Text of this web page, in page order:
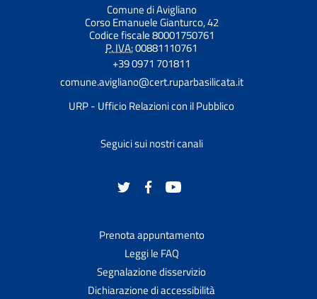
Comune di Avigliano
Corso Emanuele Gianturco, 42
Codice fiscale 80001750761
P. IVA:00881110761
+39 0971 701811
comune.avigliano@cert.ruparbasilicata.it
URP - Ufficio Relazioni con il Pubblico
Seguici sui nostri canali
Prenota appuntamento
Leggi le FAQ
Segnalazione disservizio
Dichiarazione di accessibilità